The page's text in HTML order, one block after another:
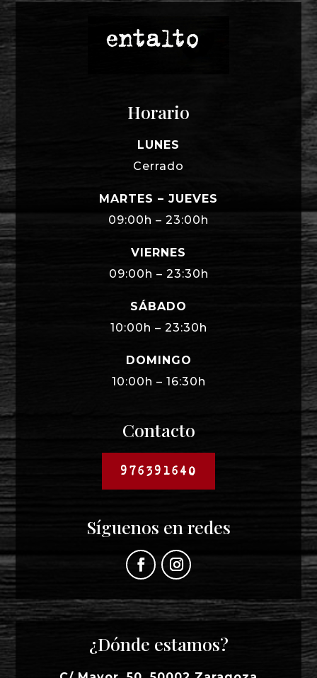
Horario
LUNES
Cerrado
MARTES – JUEVES
09:00h – 23:00h
VIERNES
09:00h – 23:30h
SÁBADO
10:00h – 23:30h
DOMINGO
10:00h – 16:30h
Contacto
976391640
Síguenos en redes
¿Dónde estamos?